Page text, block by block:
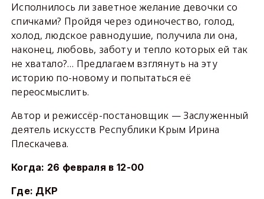
Исполнилось ли заветное желание девочки со
спичками? Пройдя через одиночество, голод,
холод, людское равнодушие, получила ли она,
наконец, любовь, заботу и тепло которых ей так
не хватало?… Предлагаем взглянуть на эту
историю по-новому и попытаться её
переосмыслить.
Автор и режиссёр-постановщик — Заслуженный
деятель искусств Республики Крым Ирина
Плескачева.
Когда: 26 февраля в 12-00
Где: ДКР